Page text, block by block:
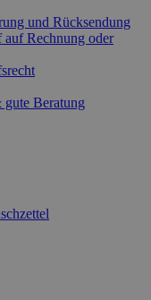
und Rücksendung
Rechnung oder
Beratung